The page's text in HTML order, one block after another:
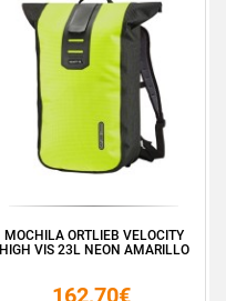
MOCHILA ORTLIEB VELOCITY
HIGH VIS 23L NEON AMARILLO
162,70€